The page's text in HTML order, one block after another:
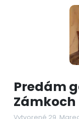
Predám
Zámkoch
Vytvorené 29.